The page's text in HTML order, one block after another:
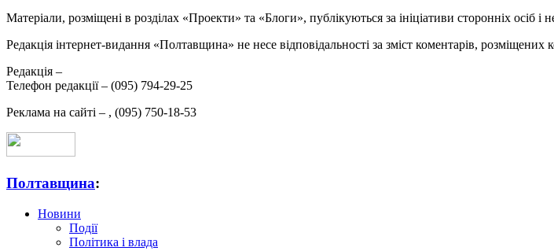
Матеріали, розміщені в розділах «Проекти» та «Блоги», публікуються за ініціативи сторонніх осіб і
Редакція інтернет-видання «Полтавщина» не несе відповідальності за зміст коментарів,
Редакція –
Телефон редакції – (095) 794-29-25
Реклама на сайті – , (095) 750-18-53
Полтавщина:
Новини
Події
Політика і влада